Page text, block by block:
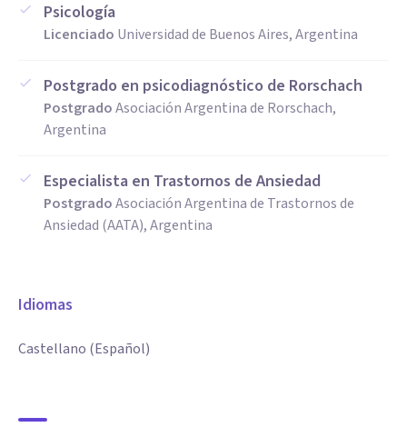
Psicología
Licenciado Universidad de Buenos Aires, Argentina
Postgrado en psicodiagnóstico de Rorschach
PostgradoAsociación Argentina de Rorschach,
Argentina
Especialista en Trastornos de Ansiedad
PostgradoAsociación Argentina de Trastornos de
Ansiedad (AATA), Argentina
Idiomas
Castellano (Español)